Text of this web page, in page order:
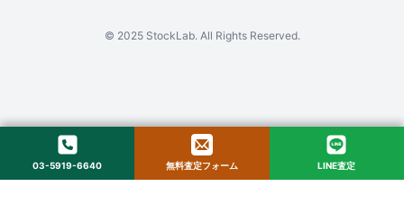
© 2025 StockLab. All Rights Reserved.
03-5919-6640 無料査定フォーム LINE査定